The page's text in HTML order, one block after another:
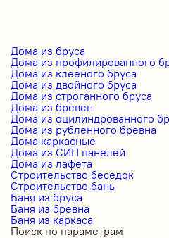
Дома из бруса
Дома из профилированного
Дома из клееного бруса
Дома из двойного бруса
Дома из строганного бруса
Дома из бревен
Дома из оцилиндрованного
Дома из рубленного бревна
Дома каркасные
Дома из СИП панелей
Дома из лафета
Строительство беседок
Строительство бань
Баня из бруса
Баня из бревна
Баня из каркаса
Поиск по параметрам